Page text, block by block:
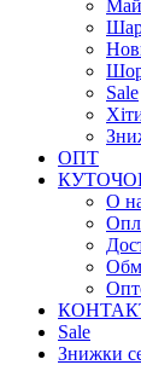
Sale
ОПТ
О
Sale
Знижки